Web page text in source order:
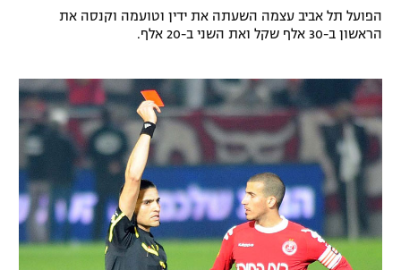
הפועל תל אביב עצמה השעתה את ידין וטועמה וקנסה את
הראשון ב-30 אלף שקל ואת השני ב-20 אלף.